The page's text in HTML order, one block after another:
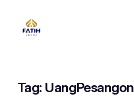
Tag: UangPesangon